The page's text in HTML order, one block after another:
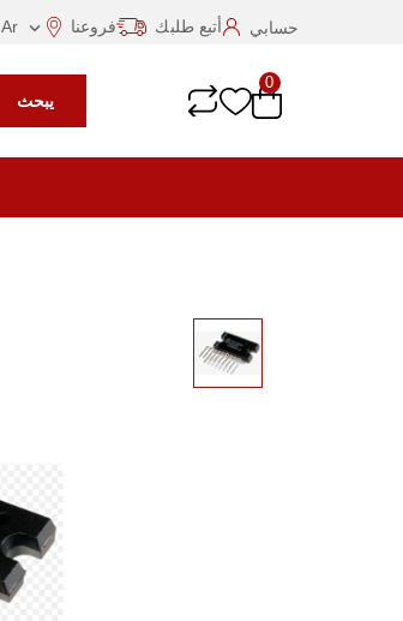
Ar  فروعنا أتبع طلبك حسابي
يبحث
0